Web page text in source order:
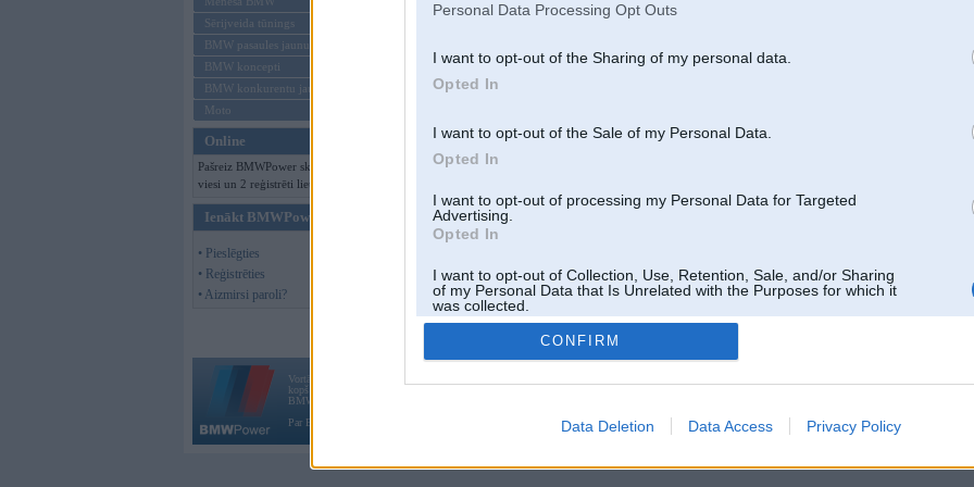
Personal Data Processing Opt Outs
I want to opt-out of the Sharing of my personal data.
Opted In
I want to opt-out of the Sale of my Personal Data.
Opted In
I want to opt-out of processing my Personal Data for Targeted
Advertising.
Opted In
I want to opt-out of Collection, Use, Retention, Sale, and/or Sharing
of my Personal Data that Is Unrelated with the Purposes for which it
was collected.
Opted Out
CONFIRM
Data Deletion Data Access Privacy Policy
Sērijveida tūnings
BMW pasaules jaunumi
BMW koncepti
BMW konkurentu jaunumi
Moto
Online
Pašreiz BMWPower skatās 140
viesi un 2 reģistrēti lietotāji.
Ienākt BMWPower
• Pieslēgties
• Reģistrēties
• Aizmirsi paroli?
Vortāls BMWPower.lv darbojas
kopš 2002. gada 14. maija. Tas nav auto klubs un nav saistīts ar
BMW AG.
Par BMWPower